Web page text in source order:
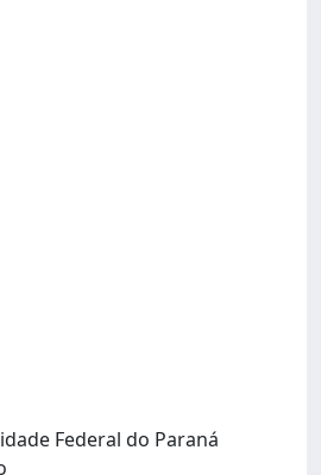
Federal do Paraná